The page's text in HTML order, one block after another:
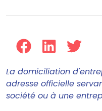
La domiciliation
adresse officielle
société ou à une